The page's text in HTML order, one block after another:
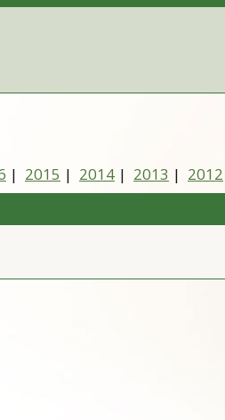
| 2015 | 2014 | 2013 | 2012